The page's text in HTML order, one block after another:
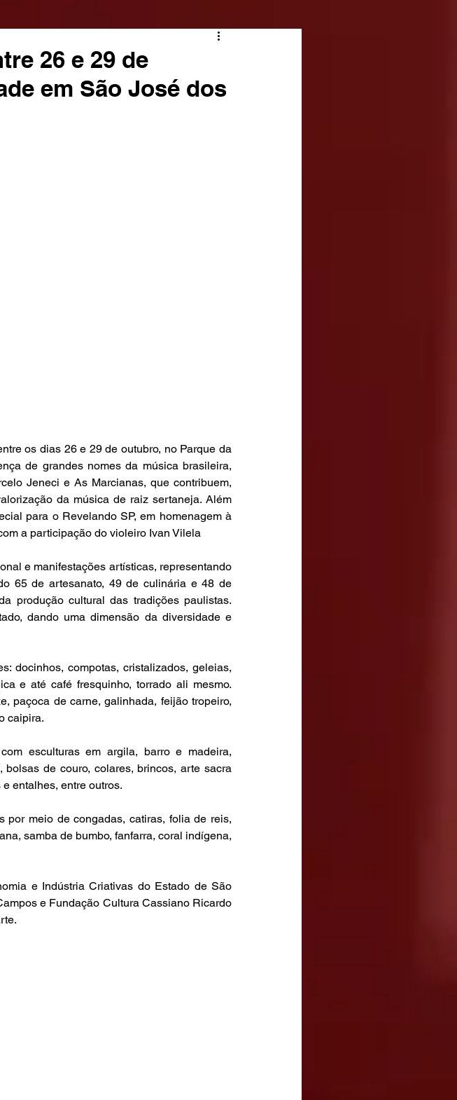
26 e 29 de
em São José dos
os dias 26 e 29 de outubro, no Parque da
de grandes nomes da música brasileira,
Jeneci e As Marcianas, que contribuem,
da música de raiz sertaneja. Além
para o Revelando SP, em homenagem à
a participação do violeiro Ivan Vilela
e manifestações artísticas, representando
65 de artesanato, 49 de culinária e 48 de
produção cultural das tradições paulistas.
dando uma dimensão da diversidade e
docinhos, compotas, cristalizados, geleias,
e até café fresquinho, torrado ali mesmo.
paçoca de carne, galinhada, feijão tropeiro,
caipira.
esculturas em argila, barro e madeira,
de couro, colares, brincos, arte sacra
entalhes, entre outros.
por meio de congadas, catiras, folia de reis,
samba de bumbo, fanfarra, coral indígena,
e Indústria Criativas do Estado de São
e Fundação Cultura Cassiano Ricardo